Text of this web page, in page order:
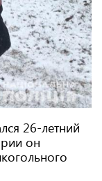
26-летний
он